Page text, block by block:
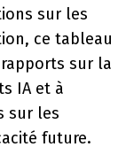
sur les
ce tableau
sur la
IA et à
sur les
future.